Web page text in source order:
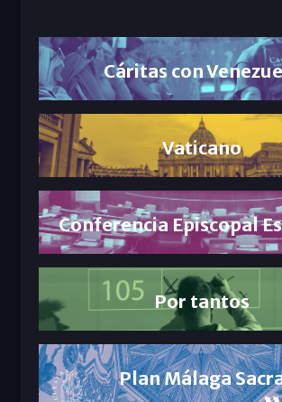
Cáritas con
Vaticano
Conferencia Episcopal
Por tantos
Plan Málaga